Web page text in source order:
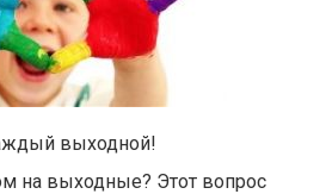
выходной!
на выходные? Этот вопрос